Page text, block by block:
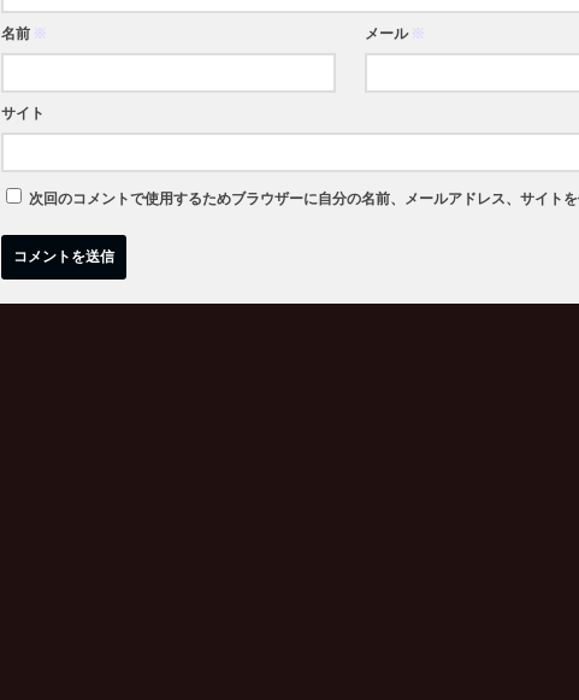
名前 ※ メール ※
サイト
次回のコメントで使用するためブラウザーに自分の名前、メールアドレス、サイトを